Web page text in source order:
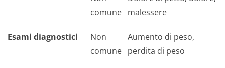
comune malessere
Esami diagnostici
Non
comune
Aumento di peso,
perdita di peso